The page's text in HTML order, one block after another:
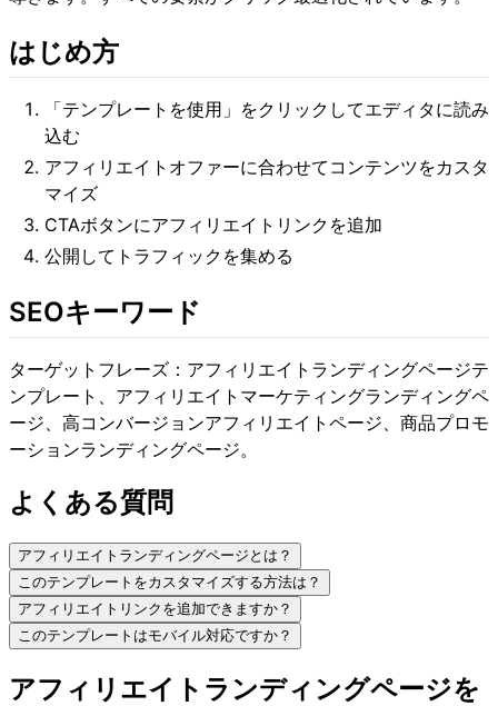
はじめ方
「テンプレートを使用」をクリックしてエディタに読み
込む
アフィリエイトオファーに合わせてコンテンツをカスタ
マイズ
CTAボタンにアフィリエイトリンクを追加
公開してトラフィックを集める
SEOキーワード
ターゲットフレーズ：アフィリエイトランディングページテ
ンプレート、アフィリエイトマーケティングランディングペ
ージ、高コンバージョンアフィリエイトページ、商品プロモ
ーションランディングページ。
よくある質問
アフィリエイトランディングページとは？
このテンプレートをカスタマイズする方法は？
アフィリエイトリンクを追加できますか？
このテンプレートはモバイル対応ですか？
アフィリエイトランディングページを